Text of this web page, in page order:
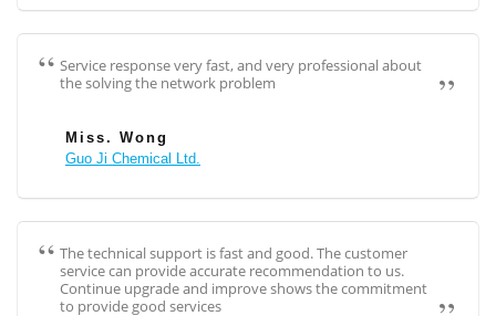
Service response very fast, and very professional about
the solving the network problem
Miss. Wong
Guo Ji Chemical Ltd.
The technical support is fast and good. The customer
service can provide accurate recommendation to us.
Continue upgrade and improve shows the commitment
to provide good services